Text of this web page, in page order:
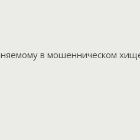
в мошенническом